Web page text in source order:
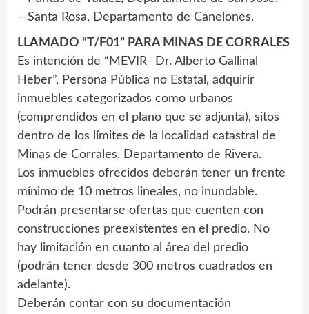
– Santa Rosa, Departamento de Canelones.
LLAMADO “T/F01” PARA MINAS DE CORRALES
Es intención de “MEVIR- Dr. Alberto Gallinal
Heber”, Persona Pública no Estatal, adquirir
inmuebles categorizados como urbanos
(comprendidos en el plano que se adjunta), sitos
dentro de los límites de la localidad catastral de
Minas de Corrales, Departamento de Rivera.
Los inmuebles ofrecidos deberán tener un frente
mínimo de 10 metros lineales, no inundable.
Podrán presentarse ofertas que cuenten con
construcciones preexistentes en el predio. No
hay limitación en cuanto al área del predio
(podrán tener desde 300 metros cuadrados en
adelante).
Deberán contar con su documentación